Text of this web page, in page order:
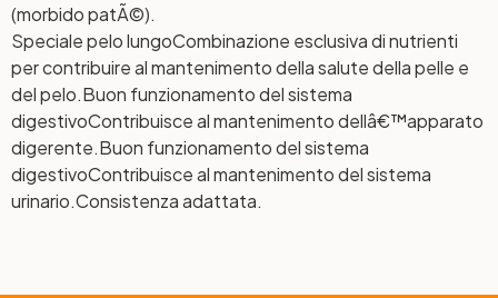
(morbido patÃ©).
Speciale pelo lungoCombinazione esclusiva di nutrienti
per contribuire al mantenimento della salute della pelle e
del pelo.Buon funzionamento del sistema
digestivoContribuisce al mantenimento dellâ€™apparato
digerente.Buon funzionamento del sistema
digestivoContribuisce al mantenimento del sistema
urinario.Consistenza adattata.